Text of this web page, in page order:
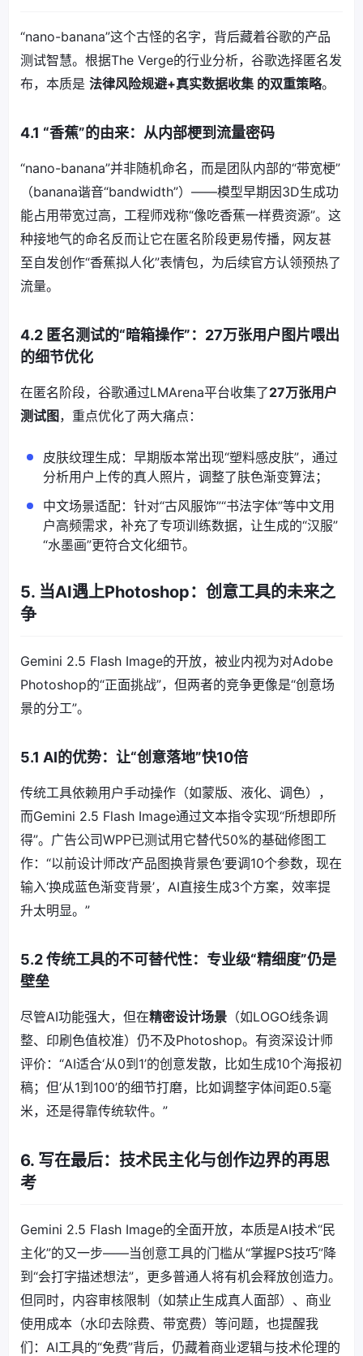
“nano-banana”这个古怪的名字，背后藏着谷歌的产品
测试智慧。根据The Verge的行业分析，谷歌选择匿名发
布，本质是 法律风险规避+真实数据收集 的双重策略。
4.1 “香蕉”的由来：从内部梗到流量密码
“nano-banana”并非随机命名，而是团队内部的“带宽梗”
（banana谐音“bandwidth”）——模型早期因3D生成功
能占用带宽过高，工程师戏称“像吃香蕉一样费资源”。这
种接地气的命名反而让它在匿名阶段更易传播，网友甚
至自发创作“香蕉拟人化”表情包，为后续官方认领预热了
流量。
4.2 匿名测试的“暗箱操作”：27万张用户图片喂出
的细节优化
在匿名阶段，谷歌通过LMArena平台收集了27万张用户
测试图 ，重点优化了两大痛点：
皮肤纹理生成：早期版本常出现“塑料感皮肤”，通过
分析用户上传的真人照片，调整了肤色渐变算法；
中文场景适配：针对“古风服饰”“书法字体”等中文用
户高频需求，补充了专项训练数据，让生成的“汉服”
“水墨画”更符合文化细节。
5. 当AI遇上Photoshop：创意工具的未来之
争
Gemini 2.5 Flash Image的开放，被业内视为对Adobe
Photoshop的“正面挑战”，但两者的竞争更像是“创意场
景的分工”。
5.1 AI的优势：让“创意落地”快10倍
传统工具依赖用户手动操作（如蒙版、液化、调色），
而Gemini 2.5 Flash Image通过文本指令实现“所想即所
得”。广告公司WPP已测试用它替代50%的基础修图工
作：“以前设计师改‘产品图换背景色’要调10个参数，现在
输入‘换成蓝色渐变背景’，AI直接生成3个方案，效率提
升太明显。”
5.2 传统工具的不可替代性：专业级“精细度”仍是
壁垒
尽管AI功能强大，但在精密设计场景 （如LOGO线条调
整、印刷色值校准）仍不及Photoshop。有资深设计师
评价：“AI适合‘从0到1’的创意发散，比如生成10个海报初
稿；但‘从1到100’的细节打磨，比如调整字体间距0.5毫
米，还是得靠传统软件。”
6. 写在最后：技术民主化与创作边界的再思
考
Gemini 2.5 Flash Image的全面开放，本质是AI技术“民
主化”的又一步——当创意工具的门槛从“掌握PS技巧”降
到“会打字描述想法”，更多普通人将有机会释放创造力。
但同时，内容审核限制（如禁止生成真人面部）、商业
使用成本（水印去除费、带宽费）等问题，也提醒我
们：AI工具的“免费”背后，仍藏着商业逻辑与技术伦理的